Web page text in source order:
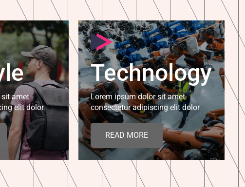
sit amet
elit dolor
Technology
Lorem ipsum dolor sit amet
consectetur adipiscing elit dolor
READ MORE